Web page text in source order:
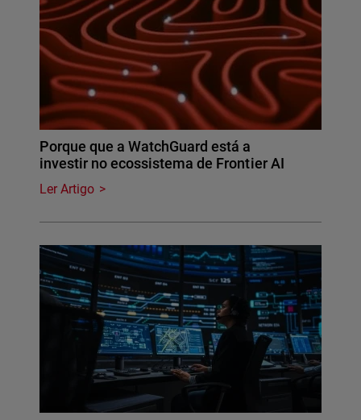
Porque que a WatchGuard está a
investir no ecossistema de Frontier AI
Ler Artigo